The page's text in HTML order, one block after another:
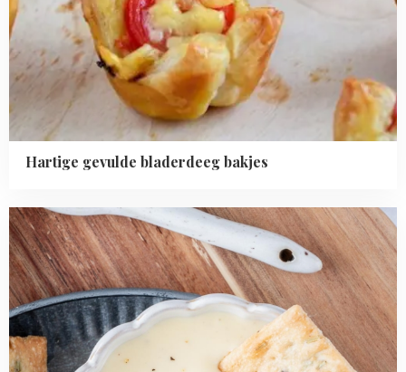
Hartige gevulde bladerdeeg bakjes
Read
more
about
Aioli
maken